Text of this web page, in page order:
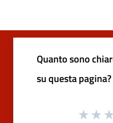
Quanto sono
su questa pagina?